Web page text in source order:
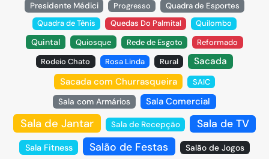
Presidente Médici
Progresso
Quadra de Esportes
Quadra de Tênis
Quedas Do Palmital Quilombo
Quintal Quiosque Rede de Esgoto
Reformado
Rodeio Chato
Rosa Linda Rural
Sacada
Sacada com Churrasqueira
SAIC
Sala com Armários Sala Comercial
Sala de Jantar Sala de Recepção Sala de TV
Sala Fitness Salão de Festas Salão de Jogos